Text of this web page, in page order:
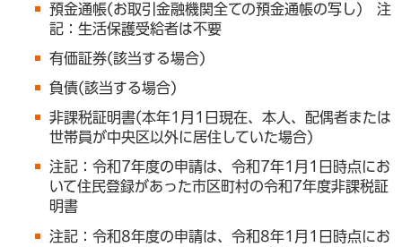
預金通帳(お取引金融機関全ての預金通帳の写し) 注
記：生活保護受給者は不要
有価証券(該当する場合)
負債(該当する場合)
非課税証明書(本年1月1日現在、本人、配偶者または
世帯員が中央区以外に居住していた場合)
注記：令和7年度の申請は、令和7年1月1日時点にお
いて住民登録があった市区町村の令和7年度非課税証
明書
注記：令和8年度の申請は、令和8年1月1日時点にお